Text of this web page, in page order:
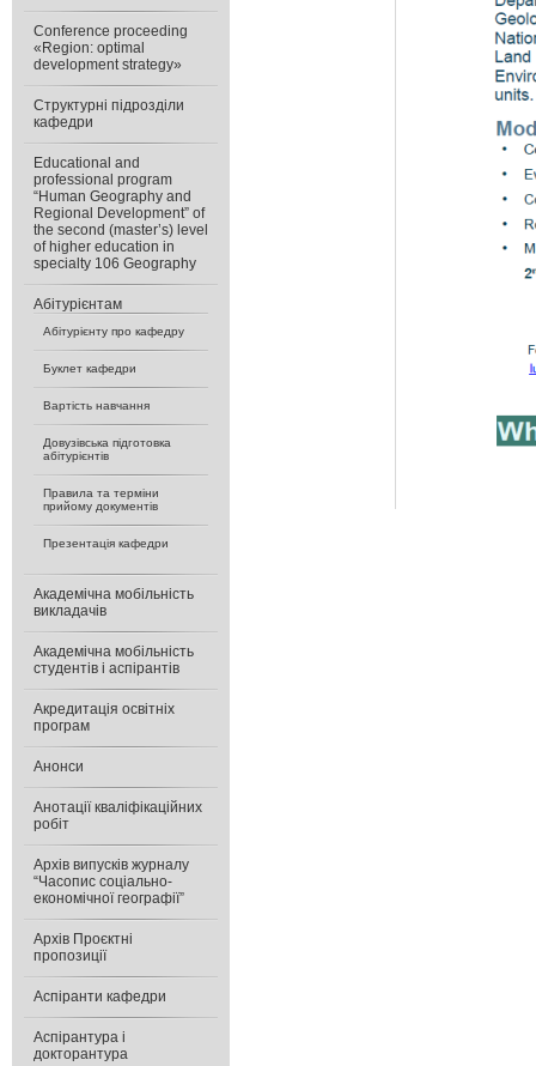
Conference proceeding
«Region: optimal
development strategy»
Cтруктурні підрозділи
кафедри
Educational and
professional program
“Human Geography and
Regional Development” of
the second (master’s) level
of higher education in
specialty 106 Geography
Абітурієнтам
Абітурієнту про кафедру
Буклет кафедри
Вартість навчання
Довузівська підготовка
абітурієнтів
Правила та терміни
прийому документів
Презентація кафедри
Академічна мобільність
викладачів
Академічна мобільність
студентів і аспірантів
Акредитація освітніх
програм
Анонси
Анотації кваліфікаційних
робіт
Архів випусків журналу
“Часопис соціально-
економічної географії”
Архів Проєктні
пропозиції
Аспіранти кафедри
Аспірантура і
докторантура